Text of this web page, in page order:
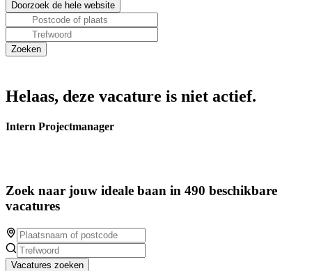
Helaas, deze vacature is niet actief.
Intern Projectmanager
Zoek naar jouw ideale baan in 490 beschikbare
vacatures
Vacatures zoeken